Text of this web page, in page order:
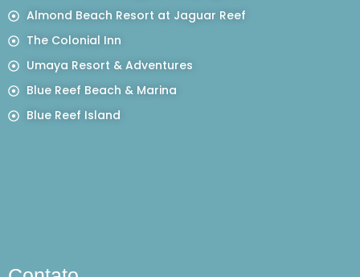
Almond Beach Resort at Jaguar Reef
The Colonial Inn
Umaya Resort & Adventures
Blue Reef Beach & Marina
Blue Reef Island